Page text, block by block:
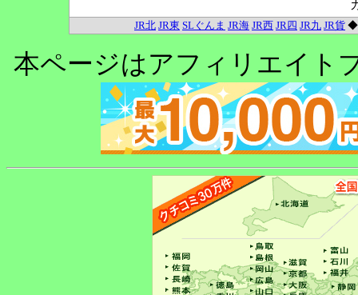
JR北 JR東 SLぐんま JR海 JR西 JR四 JR九 JR貨
本ページはアフィリエイト